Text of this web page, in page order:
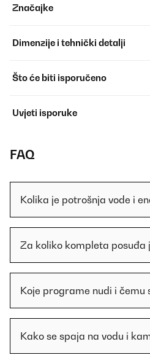
Značajke
Dimenzije i tehnički detalji
Što će biti isporučeno
Uvjeti isporuke
FAQ
Kolika je potrošnja vode i
Za koliko kompleta posuđa
Koje programe nudi i čemu
Kako se spaja na vodu i